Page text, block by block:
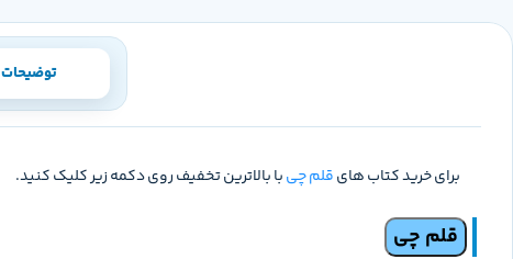
توضیحات
برای خرید کتاب هایقلم چیبا بالاترین تخفیف روی دکمه زیر کلیک کنید.
قلم چی